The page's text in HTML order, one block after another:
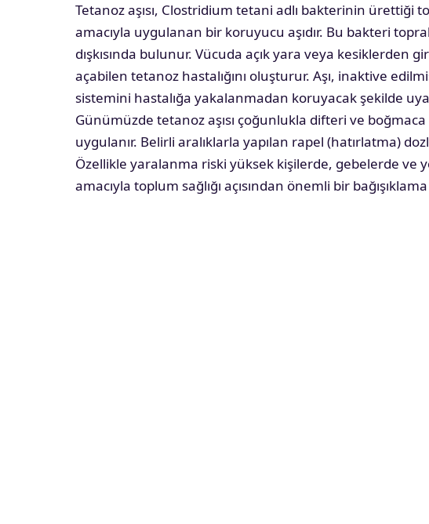
Tetanoz aşısı, Clostridium tetani adlı bakterinin ürettiği
amacıyla uygulanan bir koruyucu aşıdır. Bu bakteri
dışkısında bulunur. Vücuda açık yara veya kesiklerden
açabilen tetanoz hastalığını oluşturur. Aşı, inaktive
sistemini hastalığa yakalanmadan koruyacak şekilde
Günümüzde tetanoz aşısı çoğunlukla difteri ve
uygulanır. Belirli aralıklarla yapılan rapel (hatırlatma)
Özellikle yaralanma riski yüksek kişilerde, gebelerde
amacıyla toplum sağlığı açısından önemli bir bağışıklama